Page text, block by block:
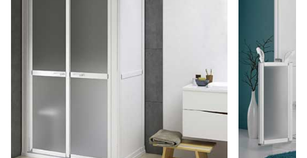
CABINE ACCESS - RECEVEUR
CABINE